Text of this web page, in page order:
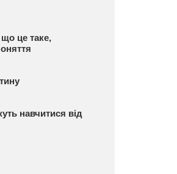
що це таке,
навчитися від